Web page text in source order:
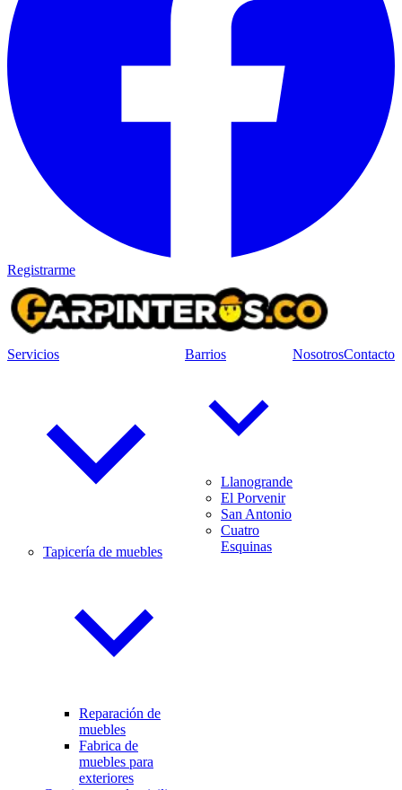
Registrarme
Servicios
Tapicería de muebles
Reparación de
muebles
Fabrica de
muebles para
exteriores
Barrios
Llanogrande
El Porvenir
San Antonio
Cuatro
Esquinas
NosotrosContacto